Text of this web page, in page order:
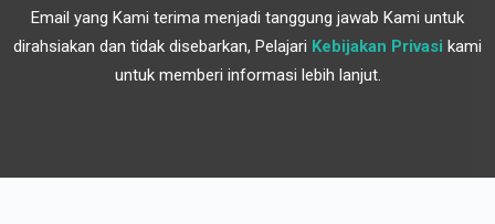
Email yang Kami terima menjadi tanggung jawab Kami untuk
dirahsiakan dan tidak disebarkan, Pelajari Kebijakan Privasi kami
untuk memberi informasi lebih lanjut.